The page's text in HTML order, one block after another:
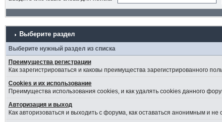
Выберите раздел
Выберите нужный раздел из списка
Преимущества регистрации
Как зарегистрироваться и каковы преимущества зарегистрированного
Cookies и их использование
Преимущества использования cookies, и как удалять cookies данного
Авторизация и выход
Как авторизоваться и выходить с форума, как оставаться анонимным и